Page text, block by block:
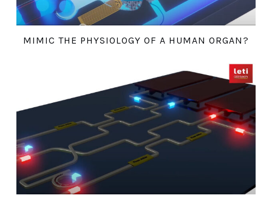
MIMIC THE PHYSIOLOGY OF A HUMAN ORGAN?